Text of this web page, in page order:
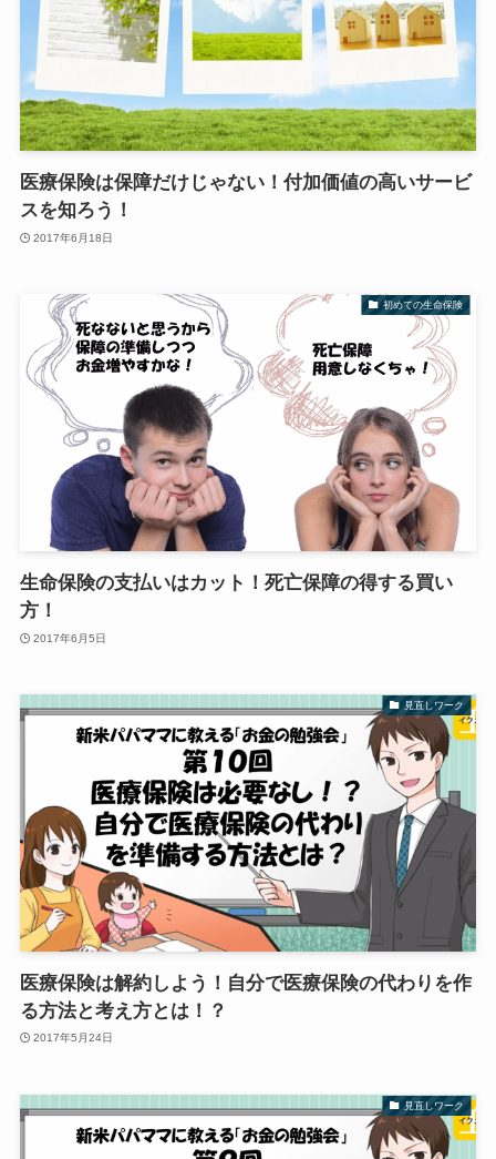
医療保険は保障だけじゃない！付加価値の高いサービ
スを知ろう！
2017年6月18日
初めての生命保険
生命保険の支払いはカット！死亡保障の得する買い
方！
2017年6月5日
見直しワーク
医療保険は解約しよう！自分で医療保険の代わりを作
る方法と考え方とは！？
2017年5月24日
見直しワーク